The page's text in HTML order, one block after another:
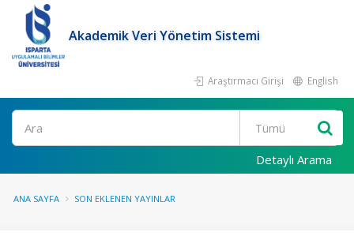
Akademik Veri Yönetim Sistemi
Araştırmacı Girişi English
Ara
Detaylı Arama
ANA SAYFA SON EKLENEN YAYINLAR